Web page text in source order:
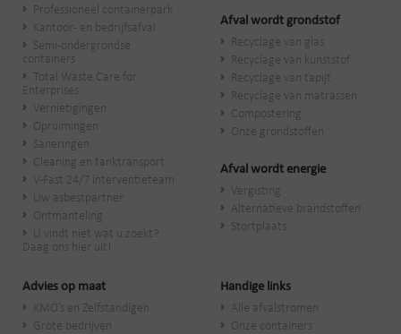
Professioneel containerpark
Kantoor- en bedrijfsafval
Semi-ondergrondse
containers
Total Waste Care for
Enterprises
Vernietigingen
Opruimingen
Saneringen
Cleaning en tanktransport
V-Fast 24/7 interventieteam
Uw asbestpartner
Ontmanteling
U vindt niet wat u zoekt?
Daag ons hier uit!
Afval wordt grondstof
Recyclage van glas
Recyclage van kunststof
Recyclage van tapijt
Recyclage van matrassen
Compostering
Onze grondstoffen
Afval wordt energie
Vergisting
Alternatieve brandstoffen
Stortplaats
Advies op maat
KMO’s en Zelfstandigen
Grote bedrijven
Handige links
Alle afvalstromen
Onze containers